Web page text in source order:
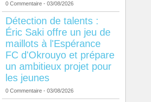
0 Commentaire - 03/08/2026
Détection de talents :
Éric Saki offre un jeu de
maillots à l'Espérance
FC d'Okrouyo et prépare
un ambitieux projet pour
les jeunes
0 Commentaire - 03/08/2026